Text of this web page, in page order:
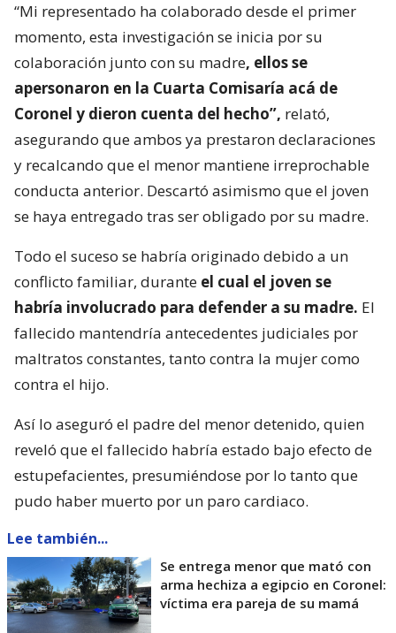
“Mi representado ha colaborado desde el primer
momento, esta investigación se inicia por su
colaboración junto con su madre, ellos se
apersonaron en la Cuarta Comisaría acá de
Coronel y dieron cuenta del hecho”, relató,
asegurando que ambos ya prestaron declaraciones
y recalcando que el menor mantiene irreprochable
conducta anterior. Descartó asimismo que el joven
se haya entregado tras ser obligado por su madre.
Todo el suceso se habría originado debido a un
conflicto familiar, durante el cual el joven se
habría involucrado para defender a su madre. El
fallecido mantendría antecedentes judiciales por
maltratos constantes, tanto contra la mujer como
contra el hijo.
Así lo aseguró el padre del menor detenido, quien
reveló que el fallecido habría estado bajo efecto de
estupefacientes, presumiéndose por lo tanto que
pudo haber muerto por un paro cardiaco.
Lee también...
Se entrega menor que mató con
arma hechiza a egipcio en Coronel:
víctima era pareja de su mamá